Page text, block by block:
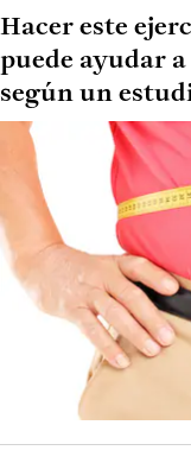
Hacer este
puede ayudar
según un